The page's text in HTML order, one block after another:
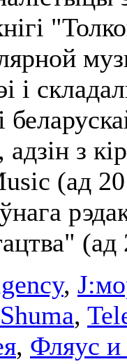
і
з
(ад
(ад
,
Shuma,
, Фляус